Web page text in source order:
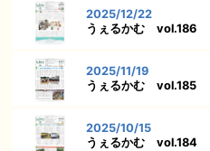
2025/12/22
うぇるかむ vol.186
2025/11/19
うぇるかむ vol.185
2025/10/15
うぇるかむ vol.184